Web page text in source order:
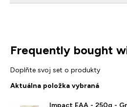
Frequently bought
Doplňte svoj set o produkty
Aktuálna položka vybraná
Impact EAA - 250g -